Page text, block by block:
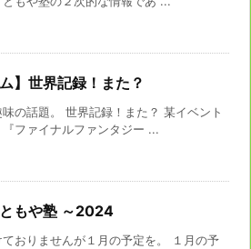
ム】世界記録！また？
の話題。 世界記録！また？ 某イベント
『ファイナルファンタジー ...
もや塾 ～2024
ておりませんが１月の予定を。 １月の予